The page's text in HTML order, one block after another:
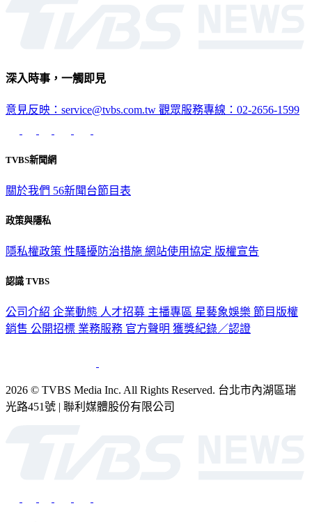
深入時事，一觸即見
意見反映：service@tvbs.com.tw 觀眾服務專線：02-2656-1599
TVBS新聞網
關於我們 56新聞台節目表
政策與隱私
隱私權政策 性騷擾防治措施 網站使用協定 版權宣告
認識 TVBS
公司介紹 企業動態 人才招募 主播專區 星藝象娛樂 節目版權
銷售 公開招標 業務服務 官方聲明 獲獎紀錄／認證
2026 © TVBS Media Inc. All Rights Reserved. 台北市內湖區瑞
光路451號 | 聯利媒體股份有限公司